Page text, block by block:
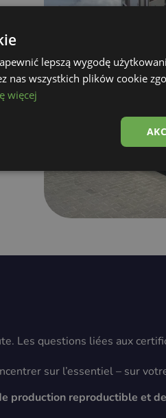
Les questions liées aux
sur l’essentiel – sur
production reproductible et
lepszą wygodę
nas wszystkich plików cookie
więcej